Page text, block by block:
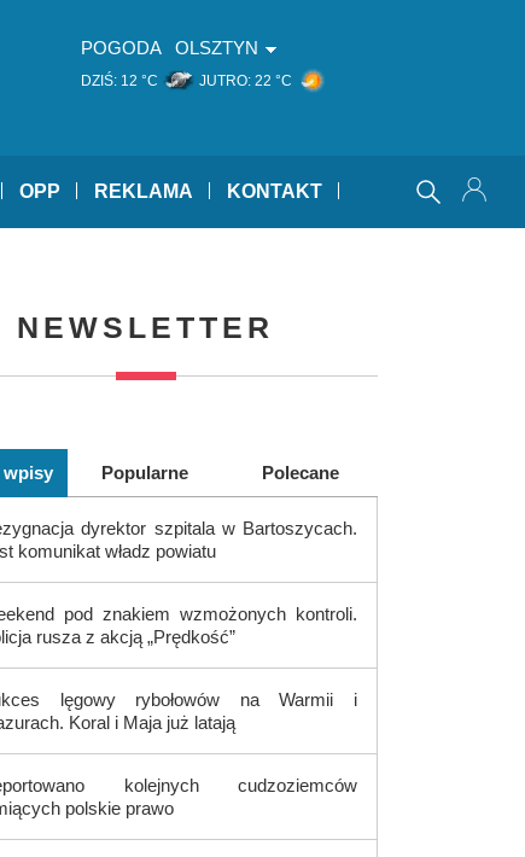
POGODA OLSZTYN
DZIŚ: 12 °C JUTRO: 22 °C
OPP REKLAMA KONTAKT
NEWSLETTER
wpisy Popularne Polecane
dyrektor szpitala w Bartoszycach.
komunikat władz powiatu
pod znakiem wzmożonych kontroli.
rusza z akcją „Prędkość”
lęgowy rybołowów na Warmii i
Koral i Maja już latają
kolejnych cudzoziemców
polskie prawo